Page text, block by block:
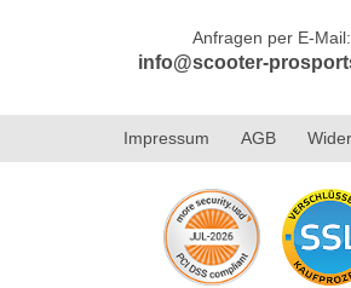
Anfragen per E-Mail:
info@scooter-
Impressum AGB